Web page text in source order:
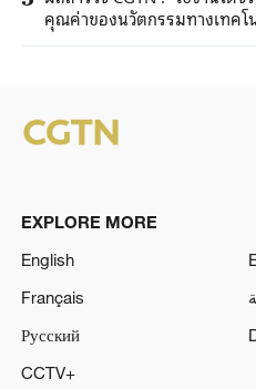
คุณค่าของนวัตกรรมทางเทคโ
EXPLORE MORE
English
Français
Русский
CCTV+